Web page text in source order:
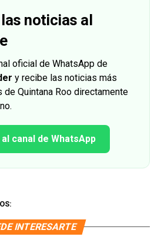
noticias al
oficial de WhatsApp de
y recibe las noticias más
de Quintana Roo directamente
canal de WhatsApp
INTERESARTE